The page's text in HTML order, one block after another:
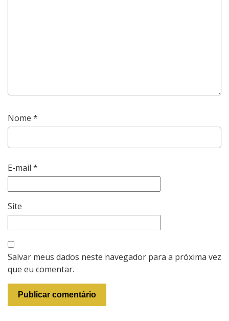
Nome *
E-mail *
Site
Salvar meus dados neste navegador para a próxima vez
que eu comentar.